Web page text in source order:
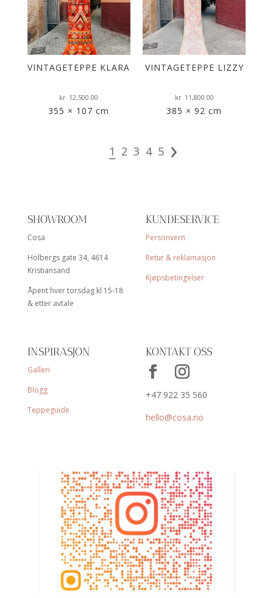
VINTAGETEPPE KLARA
kr 12,500.00
355 × 107 cm
VINTAGETEPPE LIZZY
kr 11,800.00
385 × 92 cm
›
1 2 3 4 5
SHOWROOM
Cosa
Holbergs gate 34, 4614
Kristiansand
Åpent hver torsdag kl 15-18
& etter avtale
KUNDESERVICE
Personvern
Retur & reklamasjon
Kjøpsbetingelser
INSPIRASJON
Galleri
Blogg
Teppeguide
KONTAKT OSS
+47 922 35 560
hello@cosa.no